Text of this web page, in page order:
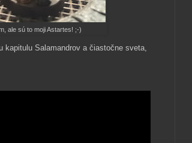
ale sú to moji Astartes! ;-)
kapitulu Salamandrov a čiastočne sveta,